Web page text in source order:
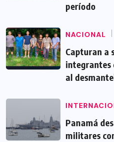
período
NACIONAL
Capturan a
integrantes
al
Panamá
militares